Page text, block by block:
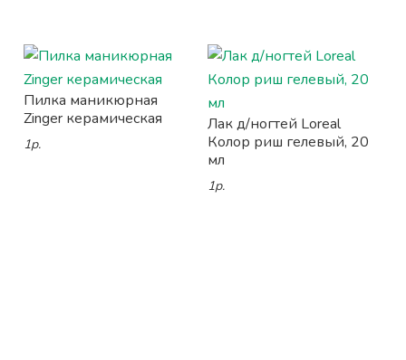
Пилка маникюрная
Zinger керамическая
1р.
Лак д/ногтей Loreal
Колор риш гелевый, 20
мл
1р.